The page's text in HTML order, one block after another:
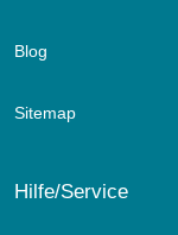
Blog
Sitemap
Hilfe/Service